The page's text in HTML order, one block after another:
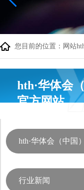
您目前的位置： 网站
hth·华体会
官方网站
hth·华体会（中国
行业新闻